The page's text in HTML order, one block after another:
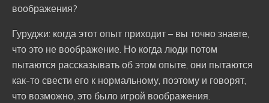
воображения?
Гуруджи: когда этот опыт приходит – вы точно знаете,
что это не воображение. Но когда люди потом
пытаются рассказывать об этом опыте, они пытаются
как-то свести его к нормальному, поэтому и говорят,
что возможно, это было игрой воображения.